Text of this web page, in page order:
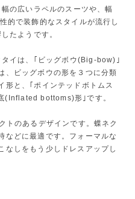
の広いラペルのスーツや、幅
的で装飾的なスタイルが流行し
たようです。
イは、｢ビッグボウ(Big-bow)｣
、ビッグボウの形を３つに分類
形と、｢ポインテッドボトムス
(Inflated bottoms)形｣です。
トのあるデザインです。蝶ネク
などに最適です。フォーマルな
なしをもう少しドレスアップし